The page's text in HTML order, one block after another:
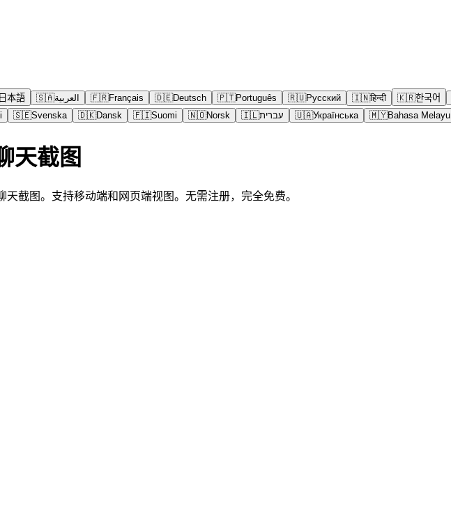
本語 🇸🇦العربية 🇫🇷Français 🇩🇪Deutsch 🇵🇹Português 🇷🇺Русский 🇮🇳हिन्दी 🇰🇷한국어
🇸🇪Svenska 🇩🇰Dansk 🇫🇮Suomi 🇳🇴Norsk 🇮🇱עברית 🇺🇦Українська 🇲🇾Bahasa Melayu
天截图
截图。支持移动端和网页端视图。无需注册，完全免费。